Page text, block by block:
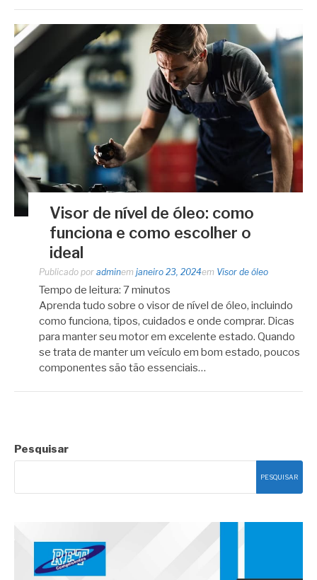
Visor de nível de óleo: como
funciona e como escolher o
ideal
Publicado por adminem janeiro 23, 2024em Visor de óleo
Tempo de leitura: 7minutos
Aprenda tudo sobre o visor de nível de óleo, incluindo
como funciona, tipos, cuidados e onde comprar. Dicas
para manter seu motor em excelente estado. Quando
se trata de manter um veículo em bom estado, poucos
componentes são tão essenciais…
Pesquisar
PESQUISAR